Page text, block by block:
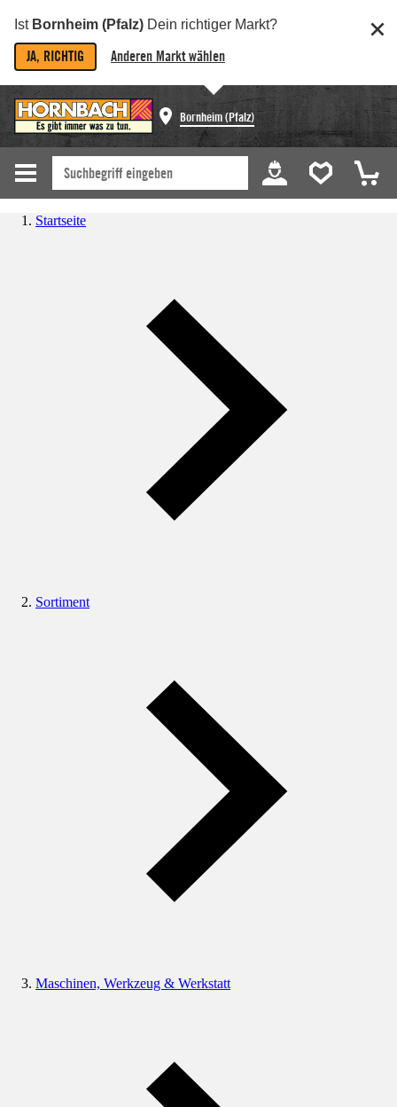
Ist Bornheim (Pfalz) Dein richtiger Markt?
JA, RICHTIG Anderen Markt wählen
Bornheim (Pfalz)
Startseite
Sortiment
Maschinen, Werkzeug & Werkstatt